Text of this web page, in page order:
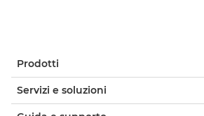
Prodotti
Servizi e soluzioni